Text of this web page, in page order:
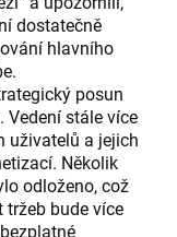
dostatečně
hlavního
posun
stále více
uživatelů a jejich
Několik
odloženo, což
tržeb bude více